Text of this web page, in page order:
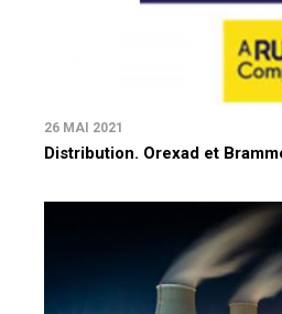
26 MAI 2021
Distribution. Orexad et